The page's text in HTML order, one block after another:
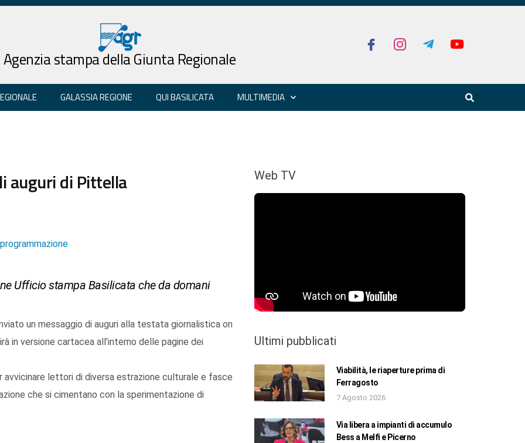
Agenzia stampa della Giunta Regionale
GALASSIA REGIONE QUI BASILICATA MULTIMEDIA
auguri di Pittella
Ufficio stampa Basilicata che da domani
un messaggio di auguri alla testata giornalistica on
in versione cartacea all’interno delle pagine dei
lettori di diversa estrazione culturale e fasce
che si cimentano con la sperimentazione di
Web TV
Ultimi pubblicati
Viabilità, le riaperture prima di
Ferragosto
7 Agosto 2026
Via libera a impianti di accumulo
Bess a Melfi e Picerno